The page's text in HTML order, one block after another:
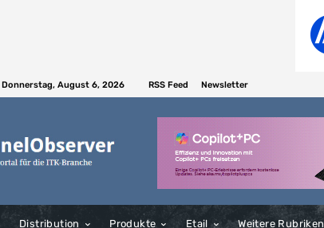
Donnerstag, August 6, 2026 RSS Feed Newsletter
Distribution Produkte Etail Weitere Rubriken